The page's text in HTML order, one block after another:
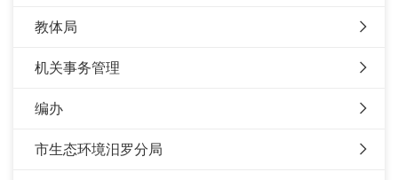
教体局
机关事务管理
编办
市生态环境汨罗分局